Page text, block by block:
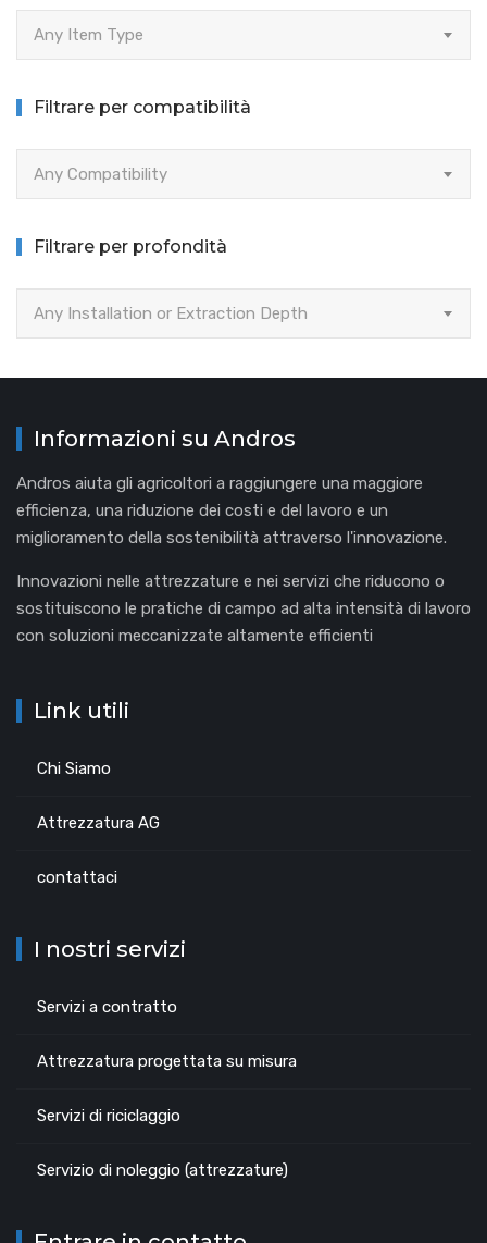
Any Item Type
Filtrare per compatibilità
Any Compatibility
Filtrare per profondità
Any Installation or Extraction Depth
Informazioni su Andros
Andros aiuta gli agricoltori a raggiungere una maggiore
efficienza, una riduzione dei costi e del lavoro e un
miglioramento della sostenibilità attraverso l'innovazione.
Innovazioni nelle attrezzature e nei servizi che riducono o
sostituiscono le pratiche di campo ad alta intensità di lavoro
con soluzioni meccanizzate altamente efficienti
Link utili
Chi Siamo
Attrezzatura AG
contattaci
I nostri servizi
Servizi a contratto
Attrezzatura progettata su misura
Servizi di riciclaggio
Servizio di noleggio (attrezzature)